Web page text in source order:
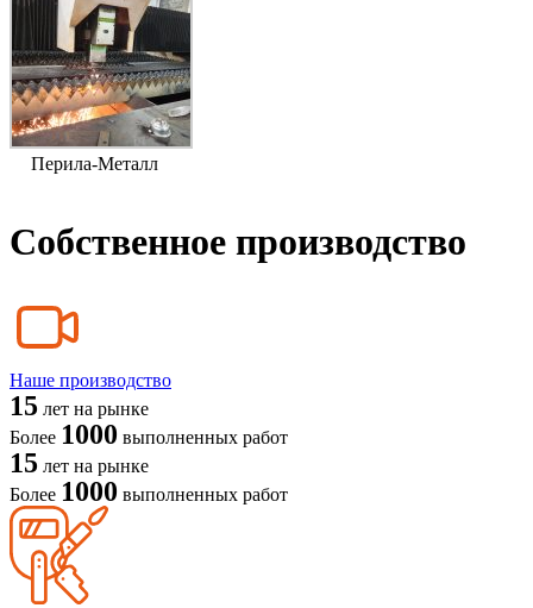
Перила-Металл
Собственное производство
Наше производство
15 лет на рынке
Более 1000 выполненных работ
15 лет на рынке
Более 1000 выполненных работ